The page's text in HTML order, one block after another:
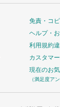
免責・コ
ヘルプ・
利用規約
カスタマ
現在のお
（満足度ア